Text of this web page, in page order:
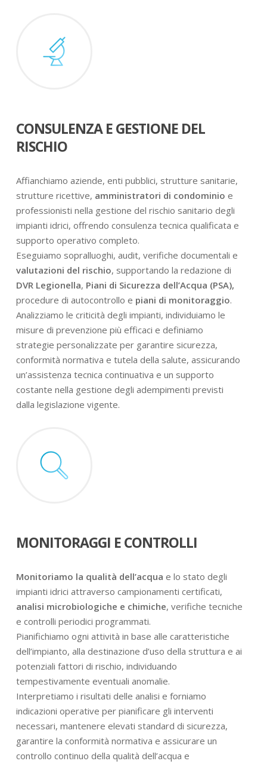
CONSULENZA E GESTIONE DEL
RISCHIO
Affianchiamo aziende, enti pubblici, strutture sanitarie,
strutture ricettive, amministratori di condominio e
professionisti nella gestione del rischio sanitario degli
impianti idrici, offrendo consulenza tecnica qualificata e
supporto operativo completo.
Eseguiamo sopralluoghi, audit, verifiche documentali e
valutazioni del rischio, supportando la redazione di
DVR Legionella, Piani di Sicurezza dell’Acqua (PSA),
procedure di autocontrollo e piani di monitoraggio.
Analizziamo le criticità degli impianti, individuiamo le
misure di prevenzione più efficaci e definiamo
strategie personalizzate per garantire sicurezza,
conformità normativa e tutela della salute, assicurando
un’assistenza tecnica continuativa e un supporto
costante nella gestione degli adempimenti previsti
dalla legislazione vigente.
MONITORAGGI E CONTROLLI
Monitoriamo la qualità dell’acqua e lo stato degli
impianti idrici attraverso campionamenti certificati,
analisi microbiologiche e chimiche, verifiche tecniche
e controlli periodici programmati.
Pianifichiamo ogni attività in base alle caratteristiche
dell’impianto, alla destinazione d’uso della struttura e ai
potenziali fattori di rischio, individuando
tempestivamente eventuali anomalie.
Interpretiamo i risultati delle analisi e forniamo
indicazioni operative per pianificare gli interventi
necessari, mantenere elevati standard di sicurezza,
garantire la conformità normativa e assicurare un
controllo continuo della qualità dell’acqua e